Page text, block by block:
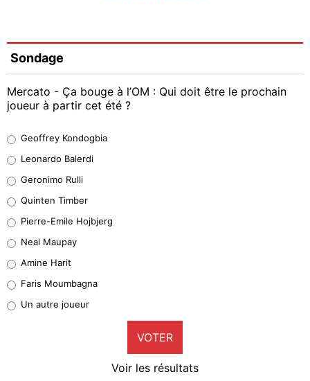
Sondage
Mercato - Ça bouge à l’OM : Qui doit être le prochain
joueur à partir cet été ?
38%
32%
5%
1%
9%
Geoffrey Kondogbia
Leonardo Balerdi
Geronimo Rulli
Quinten Timber
Pierre-Emile Hojbjerg
Neal Maupay
Amine Harit
Faris Moumbagna
Un autre joueur
VOTER
Voir les résultats